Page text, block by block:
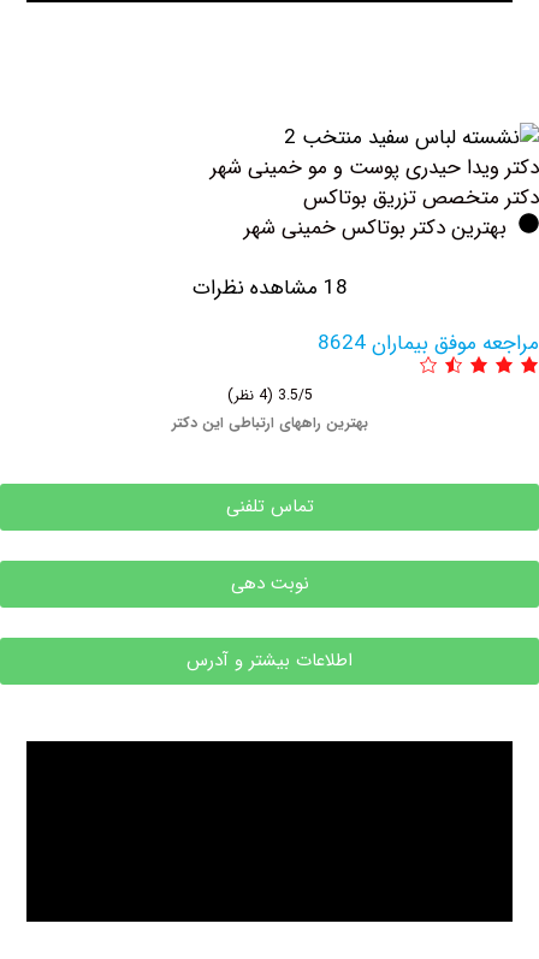
حیدری پوست و مو خمینی شهر
تزریق بوتاکس
دکتر بوتاکس خمینی شهر
بیماران 8624
بهترین راههای ارتباطی این دکتر
تماس تلفنی
نوبت دهی
اطلاعات بیشتر و آدرس